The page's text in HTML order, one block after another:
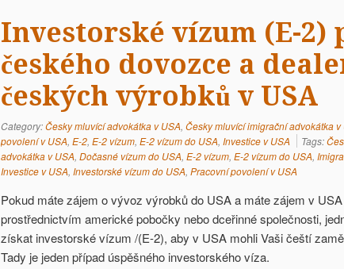
Investorské vízum (E-2)
českého dovozce a
českých výrobků v USA
Category:Česky mluvící advokátka v USA, Česky mluvící imigrační advokátka v
povolení v USA, E-2, E-2 vízum, E-2 vízum do USA, Investice v USA Tags:
advokátka v USA, Dočasné vízum do USA, E-2 vízum, E-2 vízum do USA,
Investice v USA, Investorské vízum do USA, Pracovní povolení v USA
Pokud máte zájem o vývoz výrobků do USA a máte zájem v
prostřednictvím americké pobočky nebo dceřinné společnosti,
získat investorské vízum /(E-2), aby v USA mohli Vaši čeští
Tady je jeden případ úspěšného investorského víza.